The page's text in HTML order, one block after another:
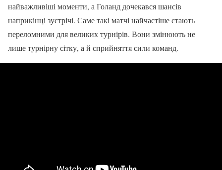
найважливіші моменти, а Голанд дочекався шансів
наприкінці зустрічі. Саме такі матчі найчастіше стають
переломними для великих турнірів. Вони змінюють не
лише турнірну сітку, а й сприйняття сили команд.